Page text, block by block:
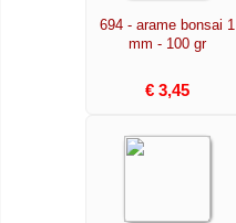
694 - arame bonsai 1
mm - 100 gr
€ 3,45